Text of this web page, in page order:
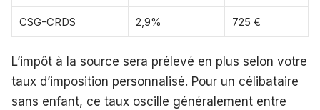
CSG-CRDS 2,9% 725 €
L’impôt à la source sera prélevé en plus selon votre
taux d’imposition personnalisé. Pour un célibataire
sans enfant, ce taux oscille généralement entre